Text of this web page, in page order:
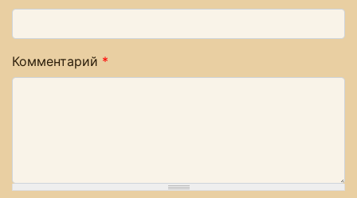
Комментарий *